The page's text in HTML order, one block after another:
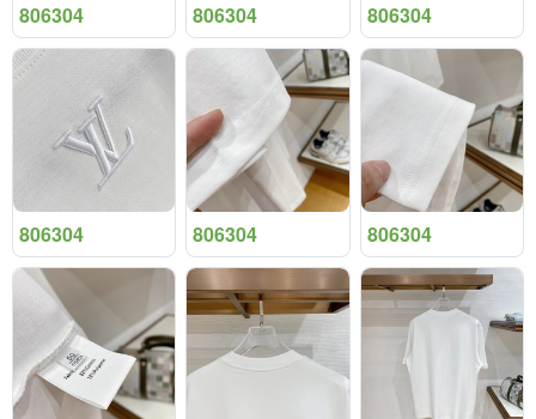
806304 806304 806304
806304 806304 806304